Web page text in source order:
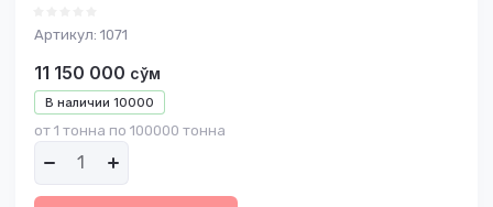
Артикул: 1071
В наличии 10000
11 150 000 сўм
от 1 тонна по 100000 тонна